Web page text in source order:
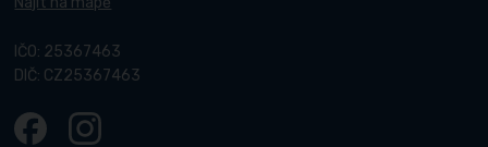
IČO: 25367463
DIČ: CZ25367463